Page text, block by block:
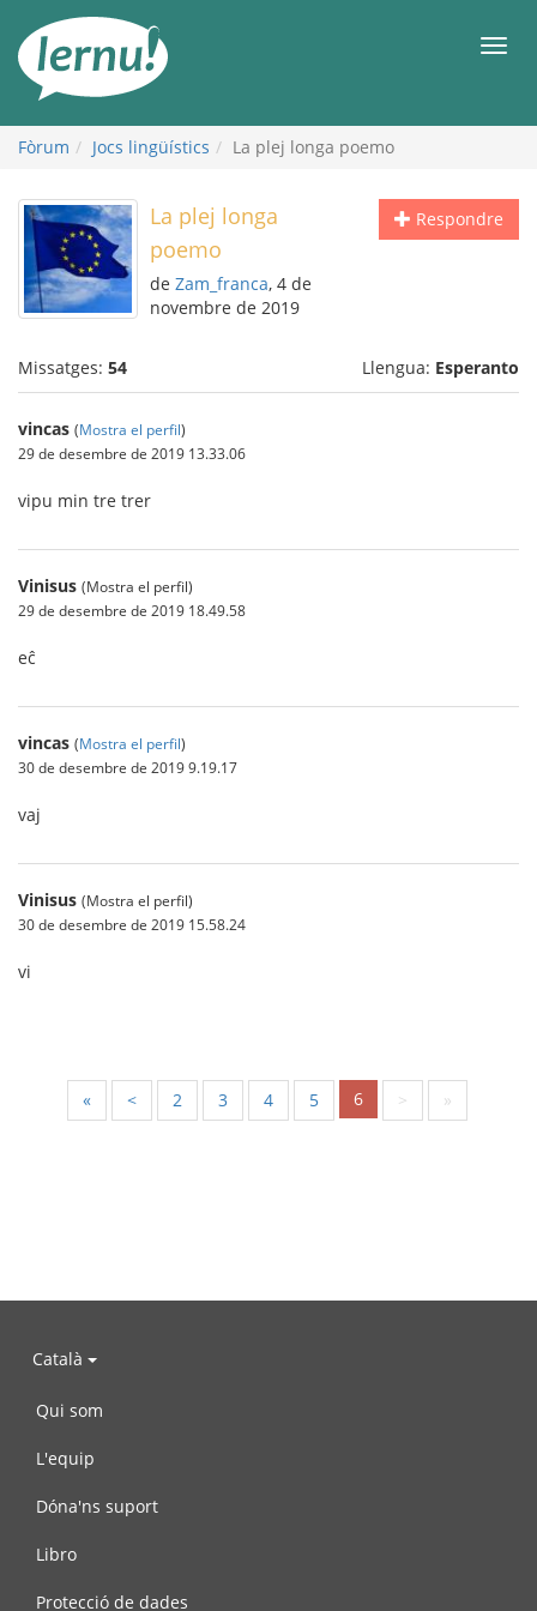
contingut
Fòrum Jocs lingüístics La plej longa poemo
Respondre
La plej longa
poemo
de Zam_franca, 4 de
novembre de 2019
Missatges: 54 Llengua: Esperanto
vincas (Mostra el perfil)
29 de desembre de 2019 13.33.06
vipu min tre trer
Vinisus (Mostra el perfil)
29 de desembre de 2019 18.49.58
eĉ
vincas (Mostra el perfil)
30 de desembre de 2019 9.19.17
vaj
Vinisus (Mostra el perfil)
30 de desembre de 2019 15.58.24
vi
« < 2 3 4 5 6 > »
Català
Qui som
L'equip
Dóna'ns suport
Libro
Protecció de dades